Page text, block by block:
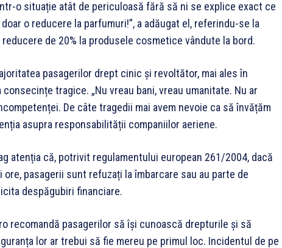
o situație atât de periculoasă fără să ni se explice exact ce
o reducere la parfumuri!”, a adăugat el, referindu-se la
de 20% la produsele cosmetice vândute la bord.
pasagerilor drept cinic și revoltător, mai ales în
tragice. „Nu vreau bani, vreau umanitate. Nu ar
De câte tragedii mai avem nevoie ca să învățăm
asupra responsabilității companiilor aeriene.
atenția că, potrivit regulamentului european 261/2004, dacă
pasagerii sunt refuzați la îmbarcare sau au parte de
despăgubiri financiare.
recomandă pasagerilor să își cunoască drepturile și să
lor ar trebui să fie mereu pe primul loc. Incidentul de pe